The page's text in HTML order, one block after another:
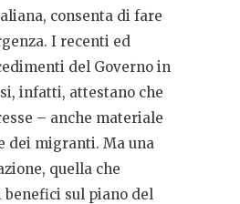
consenta di fare
I recenti ed
del Governo in
infatti, attestano che
– anche materiale
dei migranti. Ma una
quella che
sul piano del